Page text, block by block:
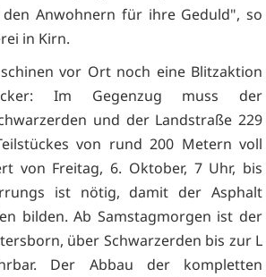
Anwohnern für ihre Geduld", so
in Kirn.
vor Ort noch eine Blitzaktion
Im Gegenzug muss der
und der Landstraße 229
von rund 200 Metern voll
von Freitag, 6. Oktober, 7 Uhr, bis
ist nötig, damit der Asphalt
bilden. Ab Samstagmorgen ist der
über Schwarzerden bis zur L
Der Abbau der kompletten